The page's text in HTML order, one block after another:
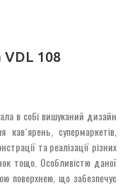
108
в собі вишуканий дизайн
супермаркетів,
та реалізації різних
тощо. Особливістю даної
поверхнею, що забезпечує